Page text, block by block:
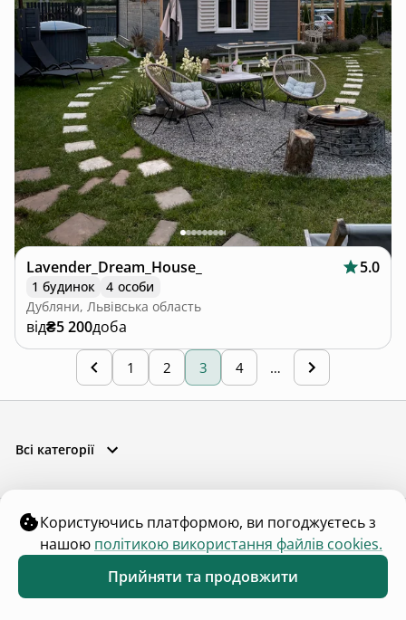
Lavender_Dream_House_ 5.0
1 будинок
4 особи
Дубляни, Львівська область
від₴5 200доба
1 2 3 4 …
Всі категорії
Користуючись платформою, ви погоджуєтесь з
нашою політикою використання файлів cookies.
Прийняти та продовжити
Каталог